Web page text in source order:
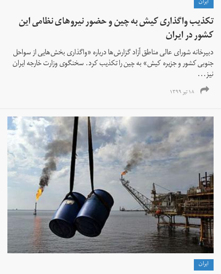
ايران
تکذیب واگذاری کیش به چین و حضور نیروهای نظامی این
کشور در ایران
دبیرخانه شورای عالی مناطق آزاد گزارش‌ها درباره «واگذاری بخش‌هايی از سواحل
جنوبی کشور و جزيره كيش» به چین را تکذیب کرد. سخنگوی وزارت خارجه ایران
نیز...
۱۸ تیر ۱۳۹۹
ايران